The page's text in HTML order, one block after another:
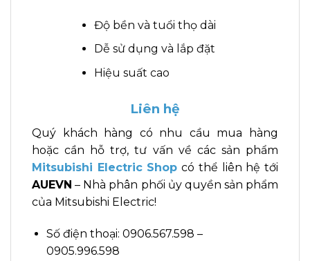
Độ bền và tuổi thọ dài
Dễ sử dụng và lắp đặt
Hiệu suất cao
Liên hệ
Quý khách hàng có nhu cầu mua hàng
hoặc cần hỗ trợ, tư vấn về các sản phẩm
Mitsubishi Electric Shop có thể liên hệ tới
AUEVN – Nhà phân phối ủy quyền sản phẩm
của Mitsubishi Electric!
Số điện thoại: 0906.567.598 –
0905.996.598